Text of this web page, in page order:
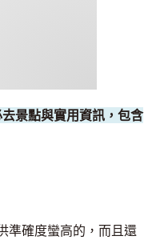
景點與實用資訊，包含
準確度蠻高的，而且還